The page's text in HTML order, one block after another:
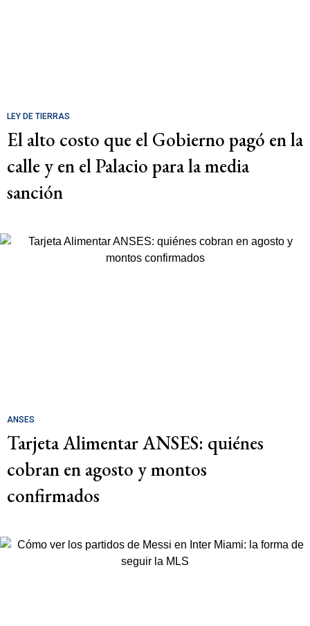
LEY DE TIERRAS
El alto costo que el Gobierno pagó en la
calle y en el Palacio para la media
sanción
ANSES
Tarjeta Alimentar ANSES: quiénes
cobran en agosto y montos
confirmados